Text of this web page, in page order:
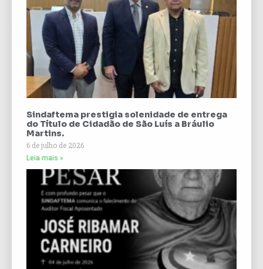
Sindaftema prestigia solenidade de entrega
do Título de Cidadão de São Luís a Bráulio
Martins.
6 de julho de 2026
Leia mais »